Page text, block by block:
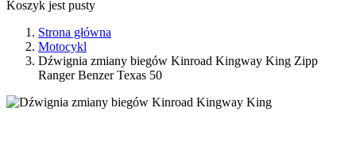
Koszyk jest pusty
Strona główna
Motocykl
Dźwignia zmiany biegów Kinroad Kingway King Zipp
Ranger Benzer Texas 50